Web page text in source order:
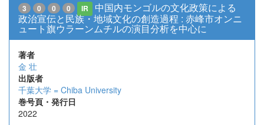
3 0 0 0 IR
中国内モンゴルの文化政策による
政治宣伝と民族・地域文化の創造過程 : 赤峰市オンニ
ュート旗ウラーンムチルの演目分析を中心に
著者
金 壮
出版者
千葉大学 = Chiba University
巻号頁・発行日
2022